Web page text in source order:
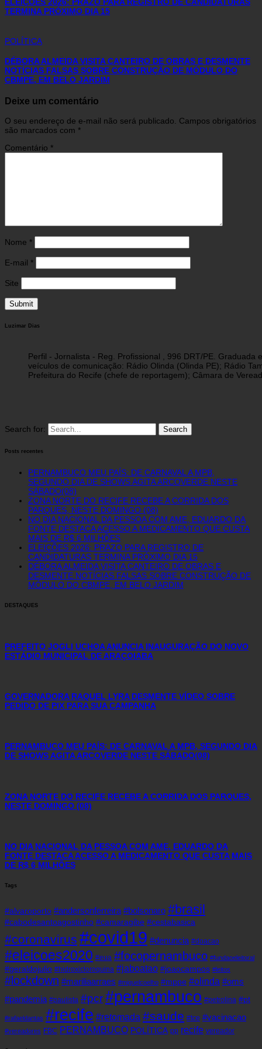
TERMINA PRÓXIMO DIA 15
POLÍTICA
DÉBORA ALMEIDA VISITA CANTEIRO DE OBRAS E DESMENTE
NOTÍCIAS FALSAS SOBRE CONSTRUÇÃO DE MÓDULO DO
CBMPE, EM BELO JARDIM
Deixe um comentário
O seu endereço de e-mail não será publicado. Campos obrigatórios
são marcados com *
Comentário *
Nome *
E-mail *
Site
Luzimar Dias
Perfil - Jornalista - Reg. Profissional , 996 DRT/PE.
veículos de comunicação: Rádio Olinda (Olinda PE); Rádio
Prefeitura do Recife (chefe de reportagem); Câmara de
Search for:
Posts recentes
PERNAMBUCO MEU PAÍS: DE CARNAVAL A MPB,
SEGUNDO DIA DE SHOWS AGITA ARCOVERDE NESTE
SÁBADO(08)
ZONA NORTE DO RECIFE RECEBE A CORRIDA DOS
PARQUES, NESTE DOMINGO (08)
NO DIA NACIONAL DA PESSOA COM AME, EDUARDO DA
FONTE DESTACA ACESSO A MEDICAMENTO QUE CUSTA
MAIS DE R$ 6 MILHÕES
ELEIÇÕES 2026: PRAZO PARA REGISTRO DE
CANDIDATURAS TERMINA PRÓXIMO DIA 15
DÉBORA ALMEIDA VISITA CANTEIRO DE OBRAS E
DESMENTE NOTÍCIAS FALSAS SOBRE CONSTRUÇÃO DE
MÓDULO DO CBMPE, EM BELO JARDIM
DESTAQUES
PREFEITO JOGLI UCHOA ANUNCIA INAUGURAÇÃO DO NOVO
ESTÁDIO MUNICIPAL DE ARAÇOIABA
GOVERNADORA RAQUEL LYRA DESMENTE VÍDEO SOBRE
PEDIDO DE PIX PARA SUA CAMPANHA
PERNAMBUCO MEU PAÍS: DE CARNAVAL A MPB, SEGUNDO DIA
DE SHOWS AGITA ARCOVERDE NESTE SÁBADO(08)
ZONA NORTE DO RECIFE RECEBE A CORRIDA DOS PARQUES,
NESTE DOMINGO (08)
NO DIA NACIONAL DA PESSOA COM AME, EDUARDO DA
FONTE DESTACA ACESSO A MEDICAMENTO QUE CUSTA MAIS
DE R$ 6 MILHÕES
Tags
#alvaroporto #andersonferreira #bolsonaro #brasil
#cabodesantoagostinho #camaragibe #cestabasica
#coronavirus #covid19 #denuncia #doacao
#eleicoes2020 #eua #focopernambuco #fundaoeleitoral
#geraldojulio #hidroxicloroquina #jaboatao #joaocampos #leitos
#lockdown #mariliaarraes #miguelcoelho #mppe #olinda #oms
#pandemia #paulista #pcr#pernambuco #petrolina #pt
#rafaeldantas #recife #retomada #saude #tce #vacinacao
#vereadores FBC PERNAMBUCO POLÍTICA pp recife vereador